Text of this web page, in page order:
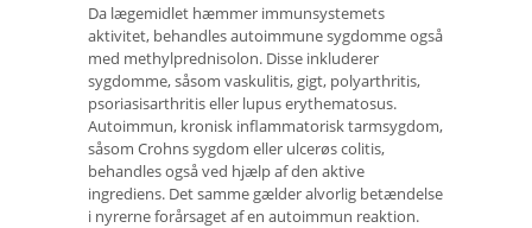
Da lægemidlet hæmmer immunsystemets
aktivitet, behandles autoimmune sygdomme også
med methylprednisolon. Disse inkluderer
sygdomme, såsom vaskulitis, gigt, polyarthritis,
psoriasisarthritis eller lupus erythematosus.
Autoimmun, kronisk inflammatorisk tarmsygdom,
såsom Crohns sygdom eller ulcerøs colitis,
behandles også ved hjælp af den aktive
ingrediens. Det samme gælder alvorlig betændelse
i nyrerne forårsaget af en autoimmun reaktion.